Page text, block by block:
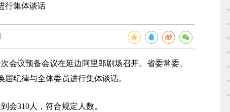
行集体谈话
议预备会议在延边阿里郎剧场召开。省委常委、
纪律与全体委员进行集体谈话。
310人，符合规定人数。